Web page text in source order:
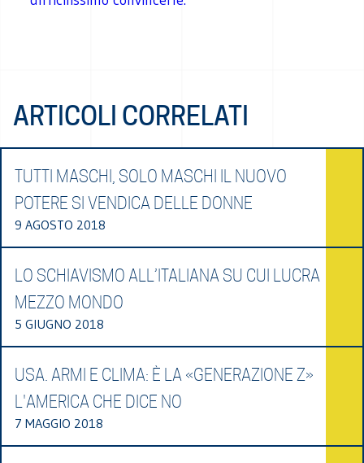
ARTICOLI CORRELATI
TUTTI MASCHI, SOLO MASCHI IL NUOVO
POTERE SI VENDICA DELLE DONNE
9 AGOSTO 2018
LO SCHIAVISMO ALL’ITALIANA SU CUI LUCRA
MEZZO MONDO
5 GIUGNO 2018
USA. ARMI E CLIMA: È LA «GENERAZIONE Z»
L'AMERICA CHE DICE NO
7 MAGGIO 2018